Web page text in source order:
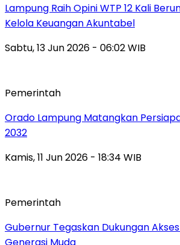
Lampung Raih Opini WTP 12 Kali
Kelola Keuangan Akuntabel
Sabtu, 13 Jun 2026 - 06:02 WIB
Pemerintah
Orado Lampung Matangkan
2032
Kamis, 11 Jun 2026 - 18:34 WIB
Pemerintah
Gubernur Tegaskan Dukungan
Generasi Muda